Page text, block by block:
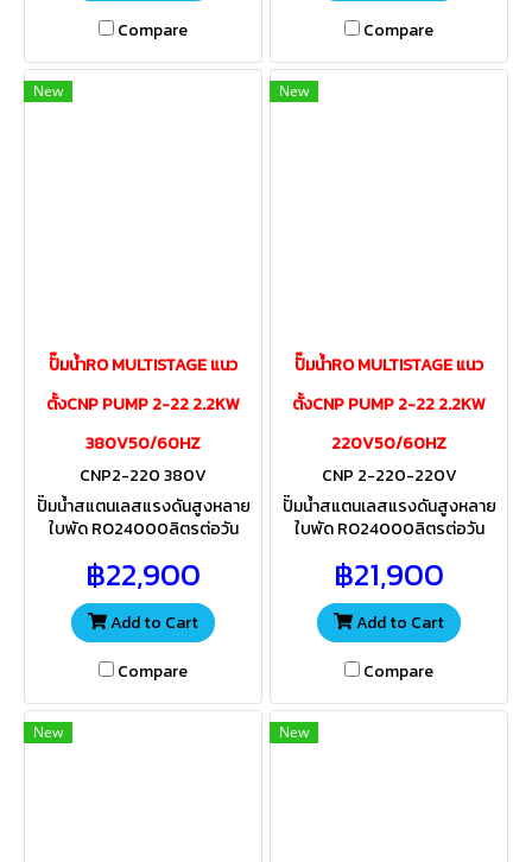
Compare Compare
New
ปั๊มน้ำRO MULTISTAGE แนว
ตั้งCNP PUMP 2-22 2.2KW
380V50/60HZ
CNP2-220 380V
ปั๊มน้ำสแตนเลสแรงดันสูงหลาย
ใบพัด RO24000ลิตรต่อวัน
องเมมเบรน ควรเลือกใช้ขนาดไส้
กรองให้เหมาะสมกับแรงดันปั้ม
฿22,900
Add to Cart
Compare
New
ปั๊มน้ำRO MULTISTAGE แนว
ตั้งCNP PUMP 2-22 2.2KW
220V50/60HZ
CNP 2-220-220V
ปั๊มน้ำสแตนเลสแรงดันสูงหลาย
ใบพัด RO24000ลิตรต่อวัน
องเมมเบรน ควรเลือกใช้ขนาดไส้
กรองให้เหมาะสมกับแรงดันปั้ม
฿21,900
Add to Cart
Compare
New New